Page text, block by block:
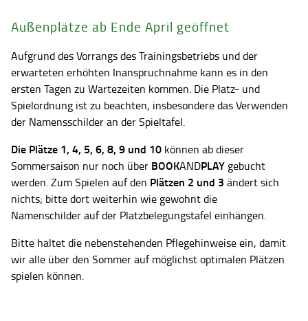
Außenplätze ab Ende April geöffnet
Aufgrund des Vorrangs des Trainingsbetriebs und der
erwarteten erhöhten Inanspruchnahme kann es in den
ersten Tagen zu Wartezeiten kommen. Die Platz- und
Spielordnung ist zu beachten, insbesondere das Verwenden
der Namensschilder an der Spieltafel.
Die Plätze 1, 4, 5, 6, 8, 9 und 10 können ab dieser
Sommersaison nur noch über BOOKANDPLAY gebucht
werden. Zum Spielen auf den Plätzen 2 und 3 ändert sich
nichts; bitte dort weiterhin wie gewohnt die
Namenschilder auf der Platzbelegungstafel einhängen.
Bitte haltet die nebenstehenden Pflegehinweise ein, damit
wir alle über den Sommer auf möglichst optimalen Plätzen
spielen können.